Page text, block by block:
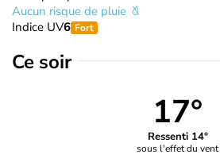
Aucun risque de pluie
Indice UV6 Fort
Ce soir
17°
Ressenti 14°
sous l'effet du vent